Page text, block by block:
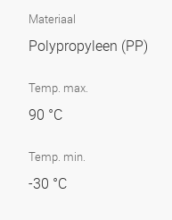
Materiaal
Polypropyleen (PP)
Temp. max.
90 °C
Temp. min.
-30 °C